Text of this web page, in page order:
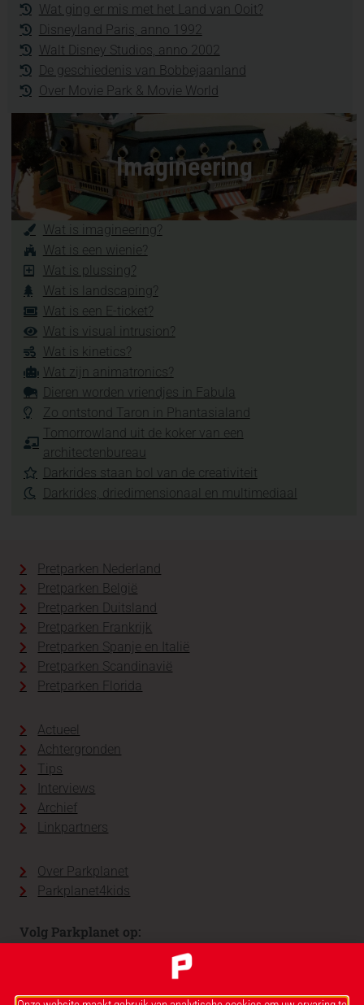
Wat ging er mis met het Land van Ooit?
Disneyland Paris, anno 1992
Walt Disney Studios, anno 2002
De geschiedenis van Bobbejaanland
Over Movie Park & Movie World
Imagineering
Wat is imagineering?
Wat is een wienie?
Wat is plussing?
Wat is landscaping?
Wat is een E-ticket?
Wat is visual intrusion?
Wat is kinetics?
Wat zijn animatronics?
Dieren worden vriendjes in Fabula
Zo ontstond Taron in Phantasialand
Tomorrowland uit de koker van een
architectenbureau
Darkrides staan bol van de creativiteit
Darkrides, driedimensionaal en multimediaal
Pretparken Nederland
Pretparken België
Pretparken Duitsland
Pretparken Frankrijk
Pretparken Spanje en Italië
Pretparken Scandinavië
Pretparken Florida
Actueel
Achtergronden
Tips
Interviews
Archief
Linkpartners
Over Parkplanet
Parkplanet4kids
Volg Parkplanet op: